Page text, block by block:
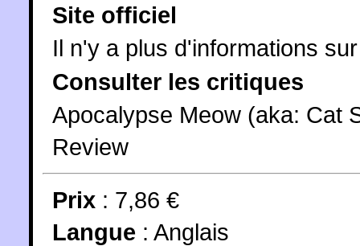
Site officiel
Il n'y a plus d'informations
Consulter les critiques
Apocalypse Meow (aka: Cat
Review
Prix : 7,86 €
Langue : Anglais